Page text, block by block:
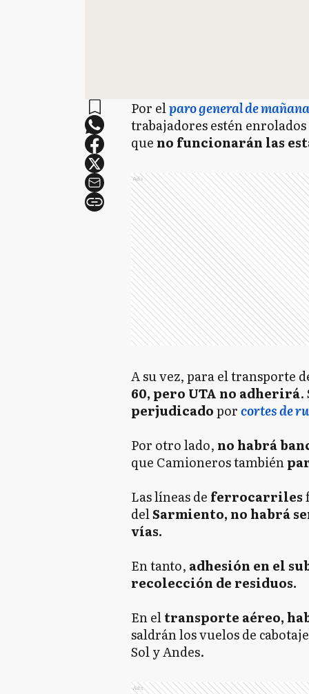
Por elparo general de mañana
trabajadores estén enrolados
que no funcionarán las
Ads
A su vez, para el transporte
60, pero UTA no adherirá.
perjudicadoporcortes de
Por otro lado, no habrá
que Camioneros también
Las líneas de ferrocarriles
delSarmiento, no habrá
vías.
En tanto, adhesión en el
recolección de residuos.
En eltransporte aéreo,
saldrán los vuelos de
Sol y Andes.
Ads